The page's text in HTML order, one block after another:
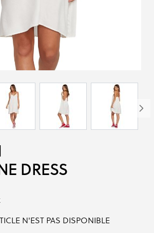
DRESS
N'EST PAS DISPONIBLE